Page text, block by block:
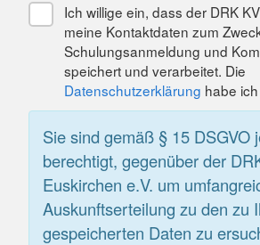
Ich willige ein, dass der DRK
meine Kontaktdaten zum
Schulungsanmeldung und
speichert und verarbeitet. Die
Datenschutzerklärung habe
Sie sind gemäß § 15 DSGVO
berechtigt, gegenüber der
Euskirchen e.V. um
Auskunftserteilung zu den zu
gespeicherten Daten zu